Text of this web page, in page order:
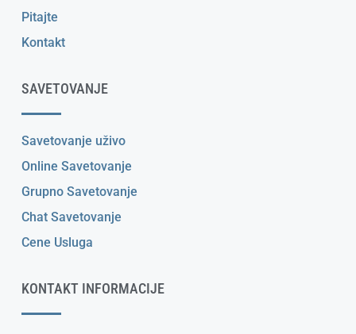
Pitajte
Kontakt
SAVETOVANJE
Savetovanje uživo
Online Savetovanje
Grupno Savetovanje
Chat Savetovanje
Cene Usluga
KONTAKT INFORMACIJE